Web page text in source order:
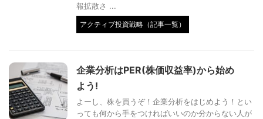
報拡散さ ...
アクティブ投資戦略（記事一覧）
企業分析はPER(株価収益率)から始め
よう!
よーし、株を買うぞ！企業分析をはじめよう！とい
っても何から手をつければいいのか分からない人が